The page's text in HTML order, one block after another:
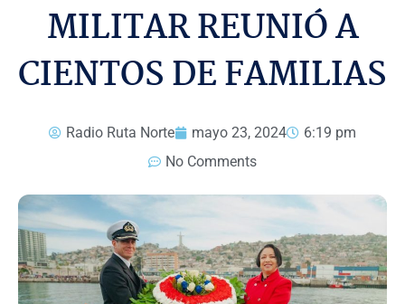
MILITAR REUNIÓ A
CIENTOS DE FAMILIAS
Radio Ruta Norte mayo 23, 2024
6:19 pm
No Comments